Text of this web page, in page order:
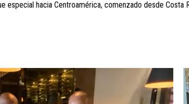
especial hacia Centroamérica, comenzado desde